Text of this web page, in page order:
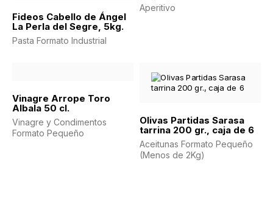
Fideos Cabello de Ángel
La Perla del Segre, 5kg.
Pasta Formato Industrial
Aperitivo
Vinagre Arrope Toro
Albala 50 cl.
Vinagre y Condimentos
Formato Pequeño
Olivas Partidas Sarasa
tarrina 200 gr., caja de 6
Aceitunas Formato Pequeño
(Menos de 2Kg)